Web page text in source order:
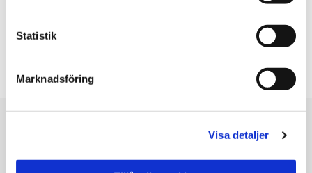
Statistik
Marknadsföring
Visa detaljer